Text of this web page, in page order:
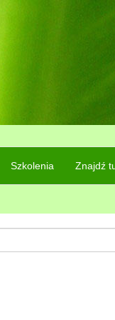
Szkolenia Znajdź